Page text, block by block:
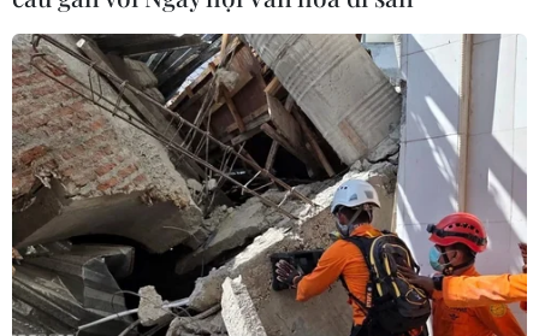
New York diễu hành tôn vinh những người
hùng chống COVID-19
08/07/2021 08:07
Hàng trăm người lao động thuộc các ngành nghề thiết